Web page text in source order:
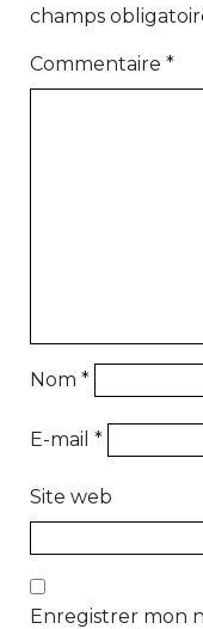
champs
Commentaire *
Nom *
E-mail *
Site web
Enregistrer mon